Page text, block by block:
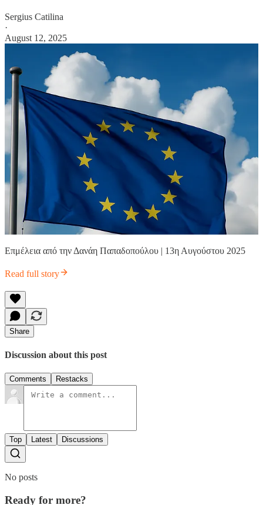
Sergius Catilina
·
August 12, 2025
Επμέλεια από την Δανάη Παπαδοπούλου | 13η Αυγούστου 2025
Read full story
Share
Discussion about this post
Comments Restacks
Top Latest Discussions
No posts
Ready for more?